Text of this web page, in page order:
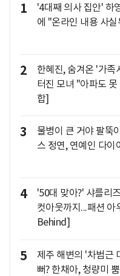
1
'4대째 의사 집안' 하
에 "온라인 내용 사
2
한혜진, 숨겨온 '가족
터진 모녀 "아파도
합]
3
물병이 큰 거야 팔뚝
스 정연, 연예인 다이
4
'50대 맞아?' 샤를리
컷아웃까지...패션 아
Behind]
5
제주 해변의 '차범근
뻐? 한채아, 청량미